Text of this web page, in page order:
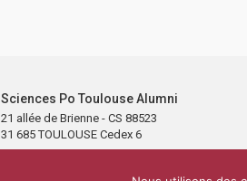
Sciences Po Toulouse Alumni
21 allée de Brienne - CS 88523
31 685 TOULOUSE Cedex 6